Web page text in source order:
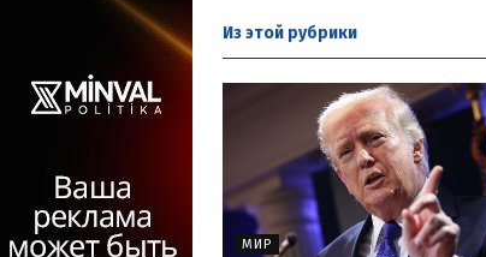
Из этой рубрики
МИР